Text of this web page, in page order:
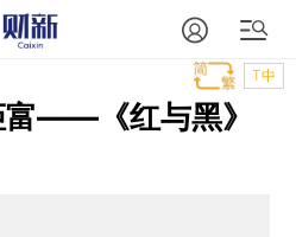
T中
富——《红与黑》